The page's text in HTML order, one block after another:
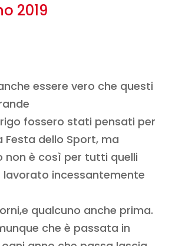
2019
essere vero che questi
fossero stati pensati per
Festa dello Sport, ma
non è così per tutti quelli
lavorato incessantemente
qualcuno anche prima.
che è passata in